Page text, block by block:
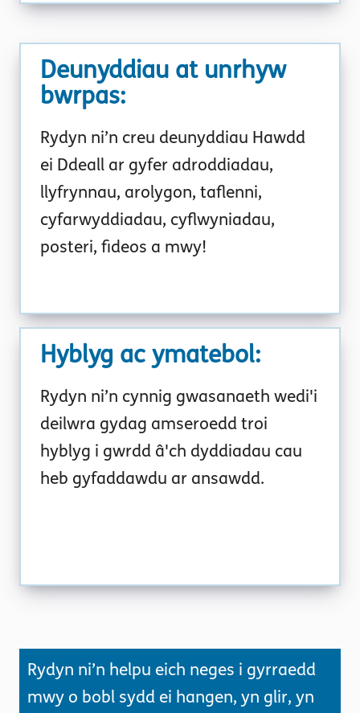
Deunyddiau at unrhyw
bwrpas:
Rydyn ni’n creu deunyddiau Hawdd
ei Ddeall ar gyfer adroddiadau,
llyfrynnau, arolygon, taflenni,
cyfarwyddiadau, cyflwyniadau,
posteri, fideos a mwy!
Hyblyg ac ymatebol:
Rydyn ni’n cynnig gwasanaeth wedi'i
deilwra gydag amseroedd troi
hyblyg i gwrdd â'ch dyddiadau cau
heb gyfaddawdu ar ansawdd.
Rydyn ni’n helpu eich neges i gyrraedd
mwy o bobl sydd ei hangen, yn glir, yn